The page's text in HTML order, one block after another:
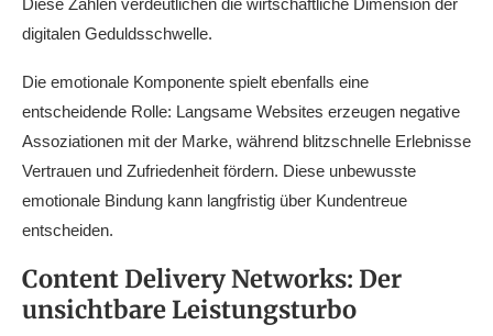
digitalen Geduldsschwelle.
Die emotionale Komponente spielt ebenfalls eine
entscheidende Rolle: Langsame Websites erzeugen negative
Assoziationen mit der Marke, während blitzschnelle Erlebnisse
Vertrauen und Zufriedenheit fördern. Diese unbewusste
emotionale Bindung kann langfristig über Kundentreue
entscheiden.
Content Delivery Networks: Der
unsichtbare Leistungsturbo